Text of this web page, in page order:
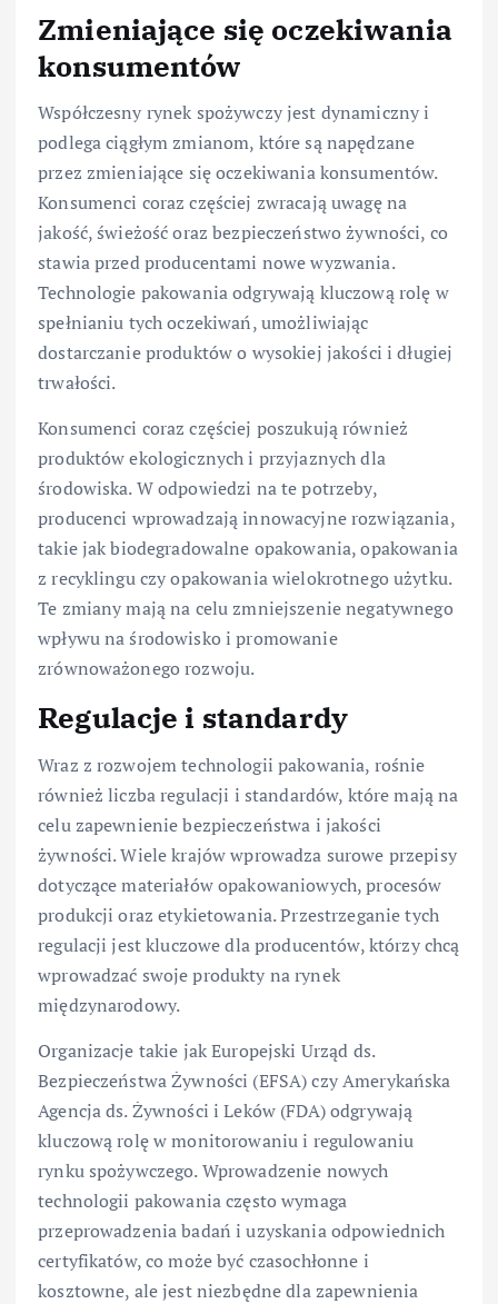
Zmieniające się oczekiwania
konsumentów
Współczesny rynek spożywczy jest dynamiczny i
podlega ciągłym zmianom, które są napędzane
przez zmieniające się oczekiwania konsumentów.
Konsumenci coraz częściej zwracają uwagę na
jakość, świeżość oraz bezpieczeństwo żywności, co
stawia przed producentami nowe wyzwania.
Technologie pakowania odgrywają kluczową rolę w
spełnianiu tych oczekiwań, umożliwiając
dostarczanie produktów o wysokiej jakości i długiej
trwałości.
Konsumenci coraz częściej poszukują również
produktów ekologicznych i przyjaznych dla
środowiska. W odpowiedzi na te potrzeby,
producenci wprowadzają innowacyjne rozwiązania,
takie jak biodegradowalne opakowania, opakowania
z recyklingu czy opakowania wielokrotnego użytku.
Te zmiany mają na celu zmniejszenie negatywnego
wpływu na środowisko i promowanie
zrównoważonego rozwoju.
Regulacje i standardy
Wraz z rozwojem technologii pakowania, rośnie
również liczba regulacji i standardów, które mają na
celu zapewnienie bezpieczeństwa i jakości
żywności. Wiele krajów wprowadza surowe przepisy
dotyczące materiałów opakowaniowych, procesów
produkcji oraz etykietowania. Przestrzeganie tych
regulacji jest kluczowe dla producentów, którzy chcą
wprowadzać swoje produkty na rynek
międzynarodowy.
Organizacje takie jak Europejski Urząd ds.
Bezpieczeństwa Żywności (EFSA) czy Amerykańska
Agencja ds. Żywności i Leków (FDA) odgrywają
kluczową rolę w monitorowaniu i regulowaniu
rynku spożywczego. Wprowadzenie nowych
technologii pakowania często wymaga
przeprowadzenia badań i uzyskania odpowiednich
certyfikatów, co może być czasochłonne i
kosztowne, ale jest niezbędne dla zapewnienia